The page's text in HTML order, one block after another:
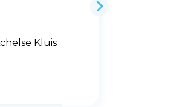
Kluis
sublieme service